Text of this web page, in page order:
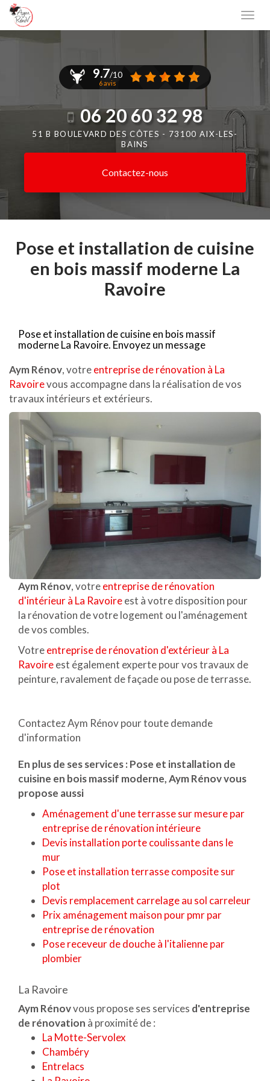
Aller
contenu
9.7/10
6 avis
06 20 60 32 98
51 B BOULEVARD DES CÔTES - 73100 AIX-LES-
BAINS
Contactez-nous
Pose et installation de cuisine
en bois massif moderne La
Ravoire
Pose et installation de cuisine en bois massif
moderne La Ravoire. Envoyez un message
Aym Rénov, votreentreprise de rénovation à La
Ravoirevous accompagne dans la réalisation de vos
travaux intérieurs et extérieurs.
Aym Rénov, votreentreprise de rénovation
d'intérieur à La Ravoireest à votre disposition pour
la rénovation de votre logement ou l'aménagement
de vos combles.
Votreentreprise de rénovation d'extérieur à La
Ravoireest également experte pour vos travaux de
peinture, ravalement de façade ou pose de terrasse.
Contactez Aym Rénov pour toute demande
d'information
En plus de ses services : Pose et installation de
cuisine en bois massif moderne, Aym Rénov vous
propose aussi
Aménagement d'une terrasse sur mesure par
entreprise de rénovation intérieure
Devis installation porte coulissante dans le
mur
Pose et installation terrasse composite sur
plot
Devis remplacement carrelage au sol carreleur
Prix aménagement maison pour pmr par
entreprise de rénovation
Pose receveur de douche à l'italienne par
plombier
La Ravoire
Aym Rénovvous propose ses services d'entreprise
de rénovation à proximité de :
La Motte-Servolex
Chambéry
Entrelacs